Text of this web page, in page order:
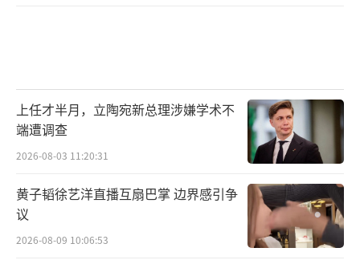
月，我国中间品出口增长近二成，保持出口增
长主动力，绿色低碳产品出口也呈现较高增
速。
单月进口同比增速均达两位数
前4个月外贸数据显示，我国积极扩大进
口，一方面是进口结构不断向高端化、多元化
上任才半月，立陶宛新总理涉嫌学术不
端遭调查
2026-08-03 11:20:31
黄子韬徐艺洋直播互扇巴掌 边界感引争
议
2026-08-09 10:06:53